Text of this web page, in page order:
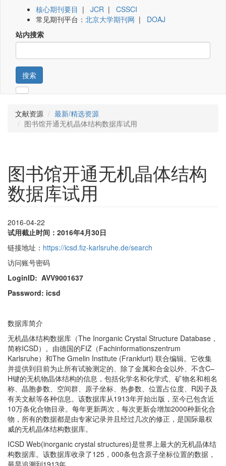
核心期刊要目 | JCR | CSSCI
常见期刊平台： 北京大学期刊网 | DOAJ
站内搜索
搜索
文献资源
最新/精选资源
图书馆开通无机晶体结构数据库试用
图书馆开通无机晶体结构
数据库试用
2016-04-22
试用截止时间：2016年4月30日
链接地址： https://icsd.fiz-karlsruhe.de/search
访问账号密码
LoginID: AVV9001637
Password: icsd
数据库简介
无机晶体结构数据库（The Inorganic Crystal Structure Database，
简称ICSD）。由德国的FIZ（Fachinformationszentrum
Karlsruhe）和The Gmelin Institute (Frankfurt) 联合编辑。它收集
并提供到目前为止所有试验测定的、除了金属和合金以外、不含C–
H键的无机物晶体结构的信息，包括化学名和化学式、矿物名和相名
称、晶胞参数、空间群、原子坐标、热参数、位置占位度、R因子及
有关文献等各种信息。该数据库从1913年开始出版，至今已包含近
10万条化合物目录。每年更新两次，每次更新会增加2000种新化合
物，所有的数据都是由专家记录并且经过几次的修正，是国际最权
威的无机晶体结构数据库。
ICSD Web(inorganic crystal structures)是世界上最大的无机晶体结
构数据库。该数据库收录了125，000条包含原子坐标位置的数据，